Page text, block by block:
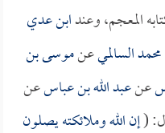
المعجم، وعندابن عدي
السالميعنموسى بن
عنعبد الله بن عباسعن
(إن الله وملائكته يصلون